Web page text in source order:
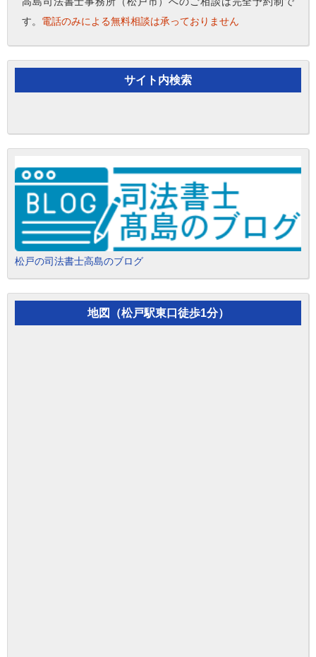
す。 電話のみによる無料相談は承っておりません
サイト内検索
松戸の司法書士高島のブログ
地図（松戸駅東口徒歩1分）